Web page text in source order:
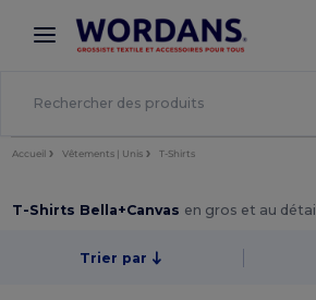
× Appli Wordans
Meilleurs prix sur l’app !
Accueil Vêtements | Unis T-Shirts
T-Shirts Bella+Canvas en gros et au détail
Trier par